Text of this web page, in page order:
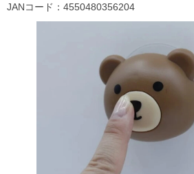
JANコード：4550480356204